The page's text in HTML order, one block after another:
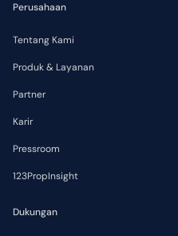
Perusahaan
Tentang Kami
Produk & Layanan
Partner
Karir
Pressroom
123PropInsight
Dukungan